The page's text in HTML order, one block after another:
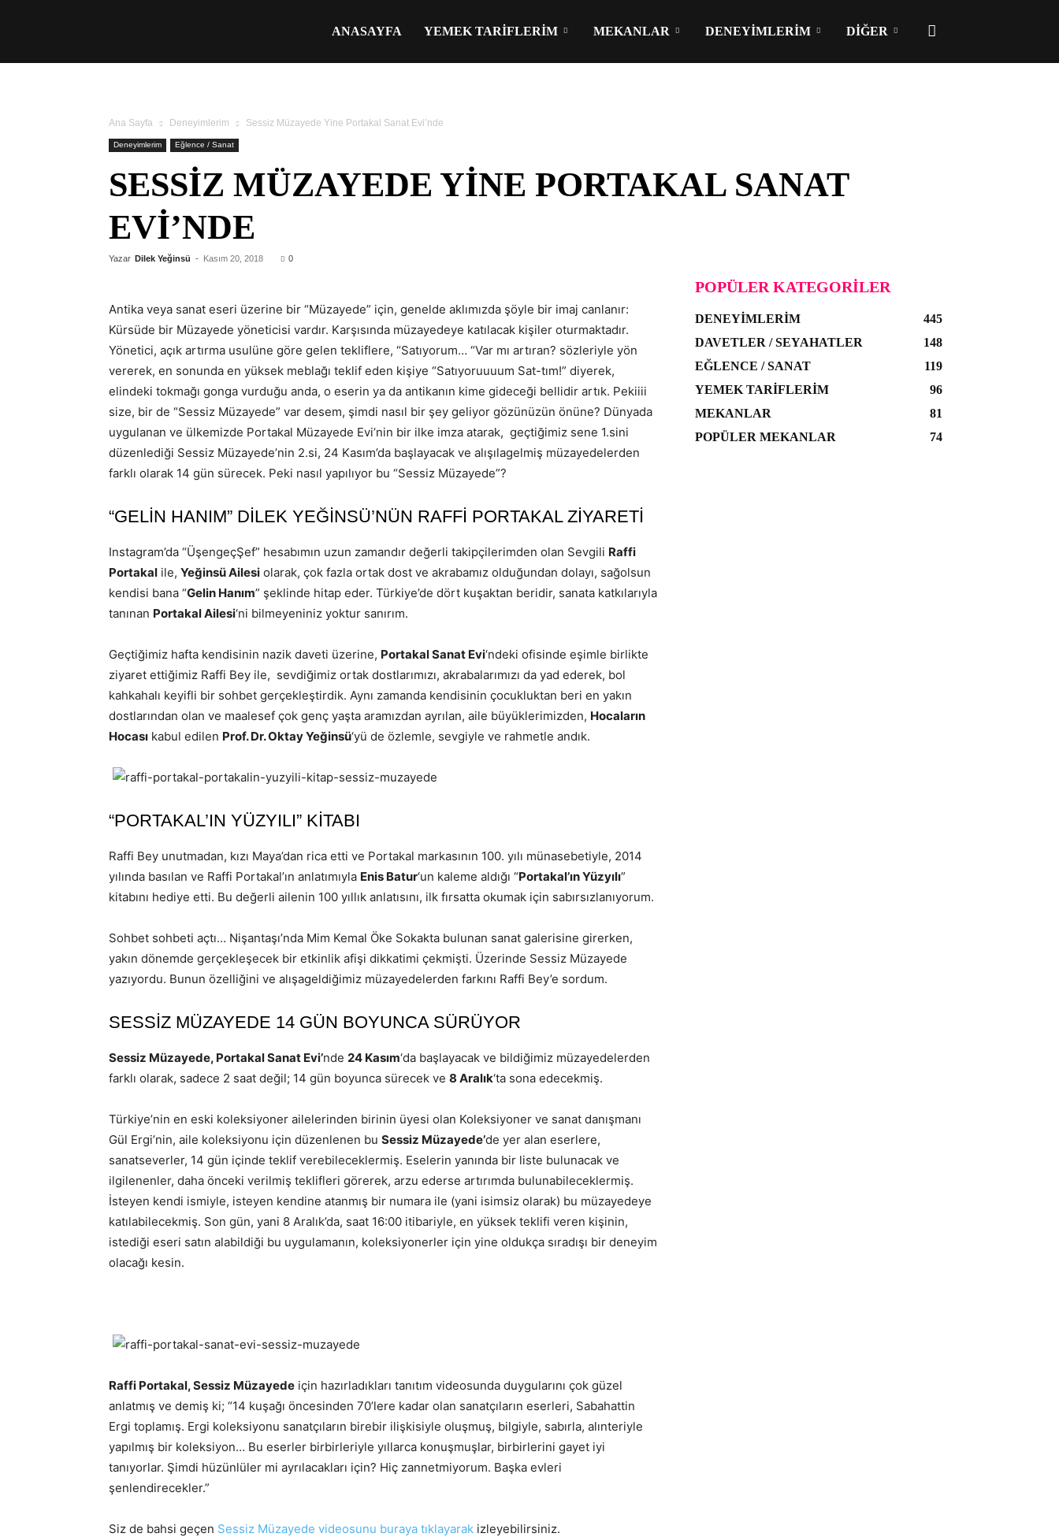
ANASAYFA YEMEK TARIFLERIM MEKANLAR DENEYIMLERIM DIĞER
Ana Sayfa Deneyimlerim Sessiz Müzayede Yine Portakal Sanat Evi’nde
Deneyimlerim Eğlence / Sanat
SESSIZ MÜZAYEDE YINE PORTAKAL SANAT
EVI’NDE
Yazar Dilek Yeğinsü - Kasım 20, 2018 0
Antika veya sanat eseri üzerine bir “Müzayede” için, genelde aklımızda şöyle bir imaj canlanır:
Kürsüde bir Müzayede yöneticisi vardır. Karşısında müzayedeye katılacak kişiler oturmaktadır.
Yönetici, açık artırma usulüne göre gelen tekliflere, “Satıyorum… “Var mı artıran? sözleriyle yön
vererek, en sonunda en yüksek meblağı teklif eden kişiye “Satıyoruuuum Sat-tım!” diyerek,
elindeki tokmağı gonga vurduğu anda, o eserin ya da antikanın kime gideceği bellidir artık. Pekiiii
size, bir de “Sessiz Müzayede” var desem, şimdi nasıl bir şey geliyor gözünüzün önüne? Dünyada
uygulanan ve ülkemizde Portakal Müzayede Evi’nin bir ilke imza atarak, geçtiğimiz sene 1.sini
düzenlediği Sessiz Müzayede’nin 2.si, 24 Kasım’da başlayacak ve alışılagelmiş müzayedelerden
farklı olarak 14 gün sürecek. Peki nasıl yapılıyor bu “Sessiz Müzayede”?
“GELİN HANIM” DİLEK YEĞİNSÜ’NÜN RAFFİ PORTAKAL ZİYARETİ
Instagram’da “ÜşengeçŞef” hesabımın uzun zamandır değerli takipçilerimden olan Sevgili Raffi
Portakal ile, Yeğinsü Ailesi olarak, çok fazla ortak dost ve akrabamız olduğundan dolayı, sağolsun
kendisi bana “Gelin Hanım” şeklinde hitap eder. Türkiye’de dört kuşaktan beridir, sanata katkılarıyla
tanınan Portakal Ailesi‘ni bilmeyeniniz yoktur sanırım.
Geçtiğimiz hafta kendisinin nazik daveti üzerine, Portakal Sanat Evi‘ndeki ofisinde eşimle birlikte
ziyaret ettiğimiz Raffi Bey ile, sevdiğimiz ortak dostlarımızı, akrabalarımızı da yad ederek, bol
kahkahalı keyifli bir sohbet gerçekleştirdik. Aynı zamanda kendisinin çocukluktan beri en yakın
dostlarından olan ve maalesef çok genç yaşta aramızdan ayrılan, aile büyüklerimizden, Hocaların
Hocası kabul edilen Prof. Dr. Oktay Yeğinsü‘yü de özlemle, sevgiyle ve rahmetle andık.
“PORTAKAL’IN YÜZYILI” KİTABI
Raffi Bey unutmadan, kızı Maya’dan rica etti ve Portakal markasının 100. yılı münasebetiyle, 2014
yılında basılan ve Raffi Portakal’ın anlatımıyla Enis Batur‘un kaleme aldığı “Portakal’ın Yüzyılı”
kitabını hediye etti. Bu değerli ailenin 100 yıllık anlatısını, ilk fırsatta okumak için sabırsızlanıyorum.
Sohbet sohbeti açtı… Nişantaşı’nda Mim Kemal Öke Sokakta bulunan sanat galerisine girerken,
yakın dönemde gerçekleşecek bir etkinlik afişi dikkatimi çekmişti. Üzerinde Sessiz Müzayede
yazıyordu. Bunun özelliğini ve alışageldiğimiz müzayedelerden farkını Raffi Bey’e sordum.
SESSİZ MÜZAYEDE 14 GÜN BOYUNCA SÜRÜYOR
Sessiz Müzayede, Portakal Sanat Evi’nde 24 Kasım‘da başlayacak ve bildiğimiz müzayedelerden
farklı olarak, sadece 2 saat değil; 14 gün boyunca sürecek ve 8 Aralık‘ta sona edecekmiş.
Türkiye’nin en eski koleksiyoner ailelerinden birinin üyesi olan Koleksiyoner ve sanat danışmanı
Gül Ergi’nin, aile koleksiyonu için düzenlenen bu Sessiz Müzayede’de yer alan eserlere,
sanatseverler, 14 gün içinde teklif verebileceklermiş. Eselerin yanında bir liste bulunacak ve
ilgilenenler, daha önceki verilmiş teklifleri görerek, arzu ederse artırımda bulunabileceklermiş.
İsteyen kendi ismiyle, isteyen kendine atanmış bir numara ile (yani isimsiz olarak) bu müzayedeye
katılabilecekmiş. Son gün, yani 8 Aralık’da, saat 16:00 itibariyle, en yüksek teklifi veren kişinin,
istediği eseri satın alabildiği bu uygulamanın, koleksiyonerler için yine oldukça sıradışı bir deneyim
olacağı kesin.
Raffi Portakal, Sessiz Müzayede için hazırladıkları tanıtım videosunda duygularını çok güzel
anlatmış ve demiş ki; “14 kuşağı öncesinden 70’lere kadar olan sanatçıların eserleri, Sabahattin
Ergi toplamış. Ergi koleksiyonu sanatçıların birebir ilişkisiyle oluşmuş, bilgiyle, sabırla, alınteriyle
yapılmış bir koleksiyon… Bu eserler birbirleriyle yıllarca konuşmuşlar, birbirlerini gayet iyi
tanıyorlar. Şimdi hüzünlüler mi ayrılacakları için? Hiç zannetmiyorum. Başka evleri
şenlendirecekler.”
Siz de bahsi geçen Sessiz Müzayede videosunu buraya tıklayarak izleyebilirsiniz.
POPÜLER KATEGORILER
DENEYIMLERIM
445
DAVETLER / SEYAHATLER
148
EĞLENCE / SANAT
119
YEMEK TARIFLERIM
96
MEKANLAR
81
POPÜLER MEKANLAR
74